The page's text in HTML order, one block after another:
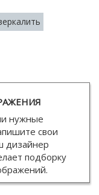
нужные
свои
дизайнер
подборку